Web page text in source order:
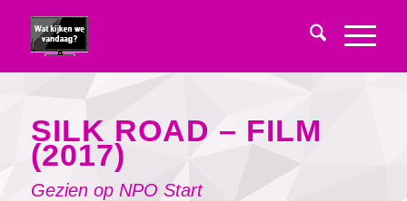
SILK ROAD – FILM
(2017)
Gezien op NPO Start